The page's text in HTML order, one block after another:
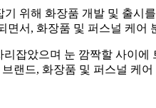
위해 화장품 개발 및 출
서, 화장품 및 퍼스널 케
리잡았으며 눈 깜짝할 사
랜드, 화장품 및 퍼스널 케